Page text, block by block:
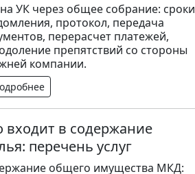
УК через общее собрание: сроки
протокол, передача
перерасчет платежей,
препятствий со стороны
компании.
входит в содержание
перечень услуг
общего имущества МКД: